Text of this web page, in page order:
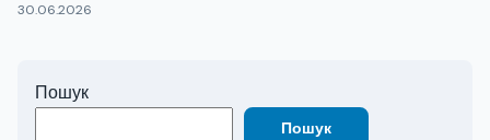
30.06.2026
Пошук
Пошук